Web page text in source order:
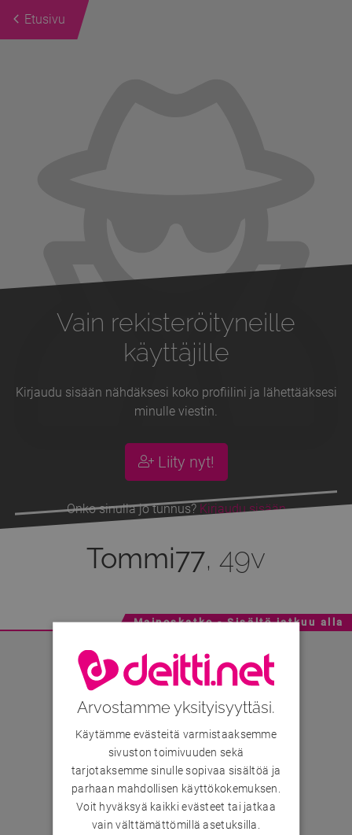
Etusivu
Vain rekisteröityneille
käyttäjille
Kirjaudu sisään nähdäksesi koko profiilini ja lähettääksesi
minulle viestin.
Liity nyt!
Onko sinulla jo tunnus? Kirjaudu sisään
Tommi77, 49v
Mainoskatko - Sisältö jatkuu alla
Arvostamme yksityisyyttäsi.
Käytämme evästeitä varmistaaksemme
sivuston toimivuuden sekä
tarjotaksemme sinulle sopivaa sisältöä ja
parhaan mahdollisen käyttökokemuksen.
Voit hyväksyä kaikki evästeet tai jatkaa
vain välttämättömillä asetuksilla.